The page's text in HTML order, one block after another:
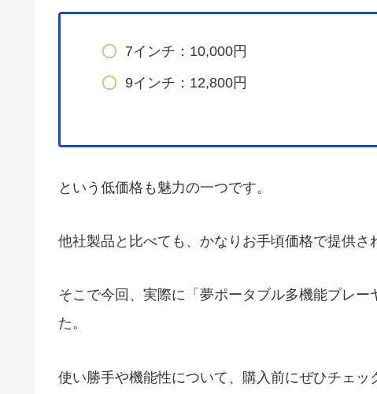
7インチ：10,000円
9インチ：12,800円
という低価格も魅力の一つです。
他社製品と比べても、かなりお手頃価格で提供さ
そこで今回、実際に「夢ポータブル多機能プレ
た。
使い勝手や機能性について、購入前にぜひチェッ